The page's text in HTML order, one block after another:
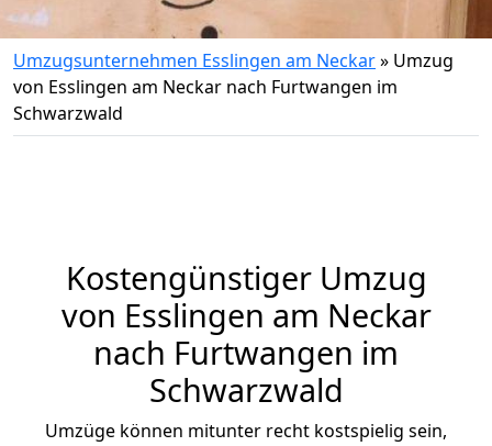
Umzugsunternehmen Esslingen am Neckar» Umzug
von Esslingen am Neckar nach Furtwangen im
Schwarzwald
Kostengünstiger Umzug
von Esslingen am Neckar
nach Furtwangen im
Schwarzwald
Umzüge können mitunter recht kostspielig sein,